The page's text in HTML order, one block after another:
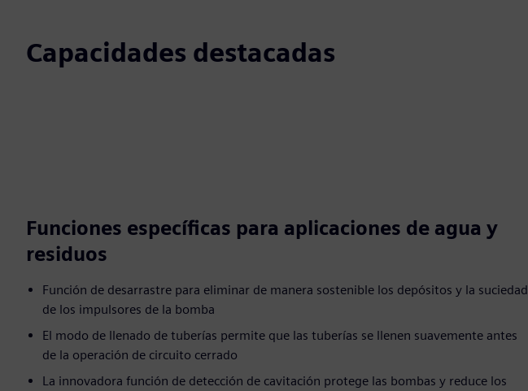
Capacidades destacadas
Funciones específicas para aplicaciones de agua y
residuos
Función de desarrastre para eliminar de manera sostenible los depósitos y la suciedad
de los impulsores de la bomba
El modo de llenado de tuberías permite que las tuberías se llenen suavemente antes
de la operación de circuito cerrado
La innovadora función de detección de cavitación protege las bombas y reduce los